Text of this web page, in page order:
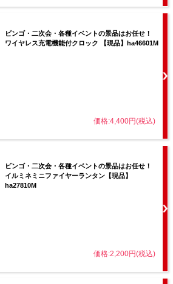
ビンゴ・二次会・各種イベントの景品はお任せ！
ワイヤレス充電機能付クロック 【現品】ha46601M
価格:4,400円(税込)
ビンゴ・二次会・各種イベントの景品はお任せ！
イルミネミニファイヤーランタン【現品】
ha27810M
価格:2,200円(税込)